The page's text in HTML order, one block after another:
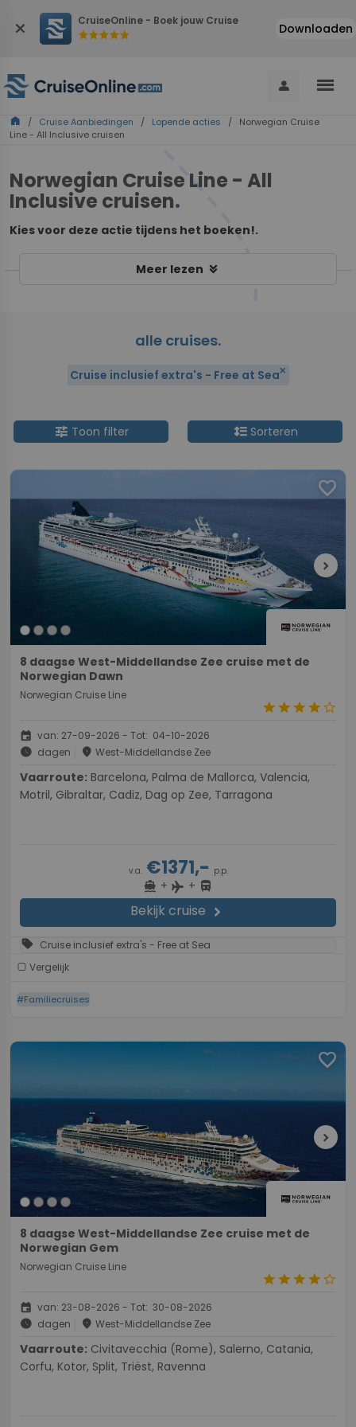
close CruiseOnline - Boek jouw Cruise
starstarstarstarstar Downloaden
person menu
home / Cruise Aanbiedingen / Lopende acties / Norwegian Cruise
Line - All Inclusive cruisen
Norwegian Cruise Line - All
Inclusive cruisen.
Kies voor deze actie tijdens het boeken!.
Meer lezen keyboard_double_arrow_down
alle cruises.
Cruise inclusief extra's - Free at Seaclose
tune Toon filter format_line_spacingSorteren
favorite
chevron_right
8 daagse West-Middellandse Zee cruise met de
Norwegian Dawn
Norwegian Cruise Line
starstarstarstarstar_border
event van: 27-09-2026 - Tot: 04-10-2026
schedule dagen place West-Middellandse Zee
Vaarroute:
Motril, Gibraltar, Cadiz, Dag op Zee, Tarragona
v.a.€1371,- p.p.
directions_boat + flight + directions_bus
Bekijk cruise chevron_right
sell Cruise inclusief extra's - Free at Sea
Vergelijk
#Familiecruises
favorite
chevron_right
8 daagse West-Middellandse Zee cruise met de
Norwegian Gem
Norwegian Cruise Line
starstarstarstarstar_border
event van: 23-08-2026 - Tot: 30-08-2026
schedule dagen place West-Middellandse Zee
Vaarroute:
Corfu, Kotor, Split, Triëst, Ravenna